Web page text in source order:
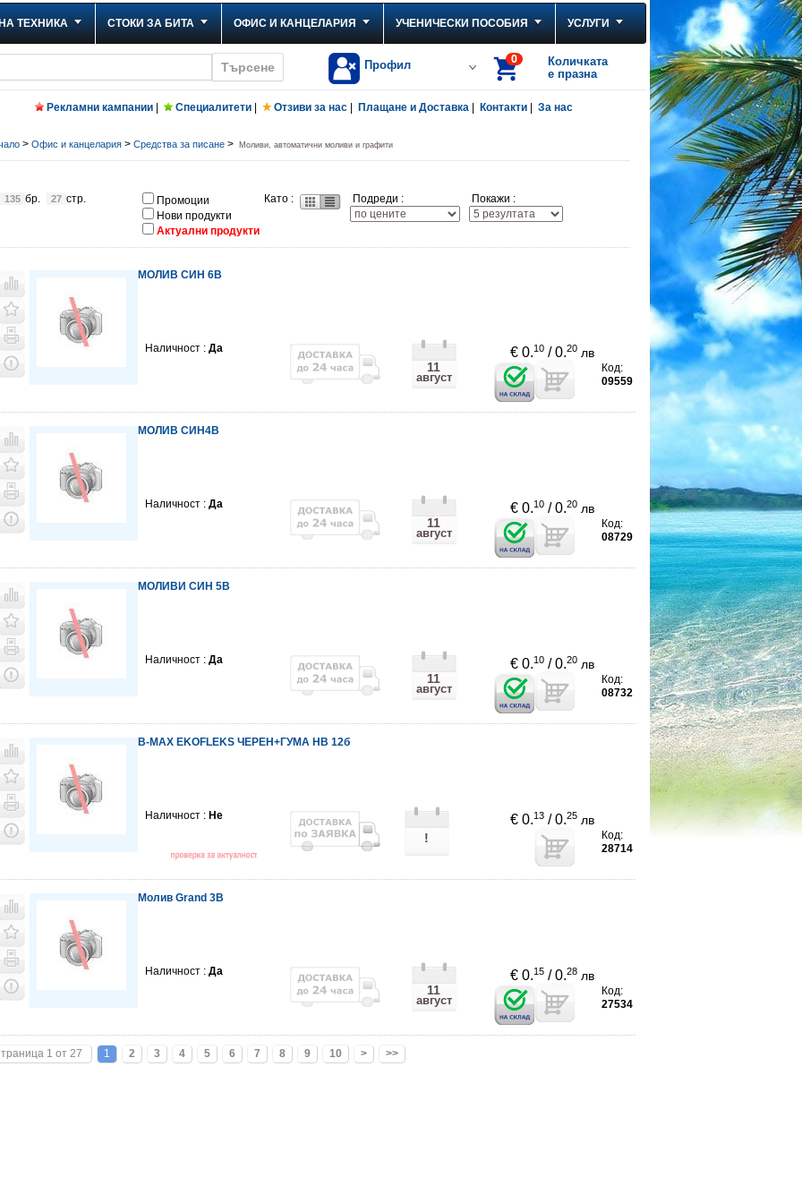
ТЕХНИКА СТОКИ ЗА БИТА ОФИС И КАНЦЕЛАРИЯ УЧЕНИЧЕСКИ ПОСОБИЯ УСЛУГИ
Профил 0
Количката
е празна
Рекламни кампании Специалитети Отзиви за нас Плащане и Доставка Контакти За нас
> Офис и канцелария > Средства за писане > Моливи, автоматични моливи и графити
135 бр. 27 стр.
Промоции
Нови продукти
Актуални продукти
Като : Подреди : Покажи :
МОЛИВ СИН 6B
Наличност : Да
11
август
€ 0.10 / 0.20 лв
Код:
09559
МОЛИВ СИН4В
Наличност : Да
11
август
€ 0.10 / 0.20 лв
Код:
08729
МОЛИВИ СИН 5В
Наличност : Да
11
август
€ 0.10 / 0.20 лв
Код:
08732
B-MAX EKOFLEKS ЧЕРЕН+ГУМА HB 12б
Наличност : Не
!
€ 0.13 / 0.25 лв
Код:
28714
Молив Grand 3B
Наличност : Да
11
август
€ 0.15 / 0.28 лв
Код:
27534
1 от 27 1 2 3 4 5 6 7 8 9 10 > >>